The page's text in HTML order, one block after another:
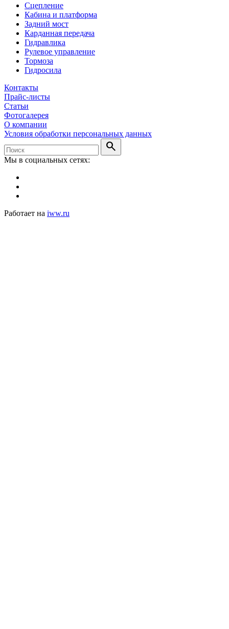
Сцепление
Кабина и платформа
Задний мост
Карданная передача
Гидравлика
Рулевое управление
Тормоза
Гидросила
Контакты
Прайс-листы
Статьи
Фотогалерея
О компании
Условия обработки персональных данных
search
Мы в социальных сетях:
Работает на iww.ru